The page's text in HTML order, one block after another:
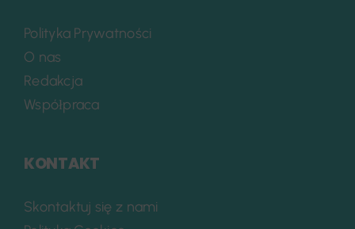
Polityka Prywatności
O nas
Redakcja
Współpraca
KONTAKT
Skontaktuj się z nami